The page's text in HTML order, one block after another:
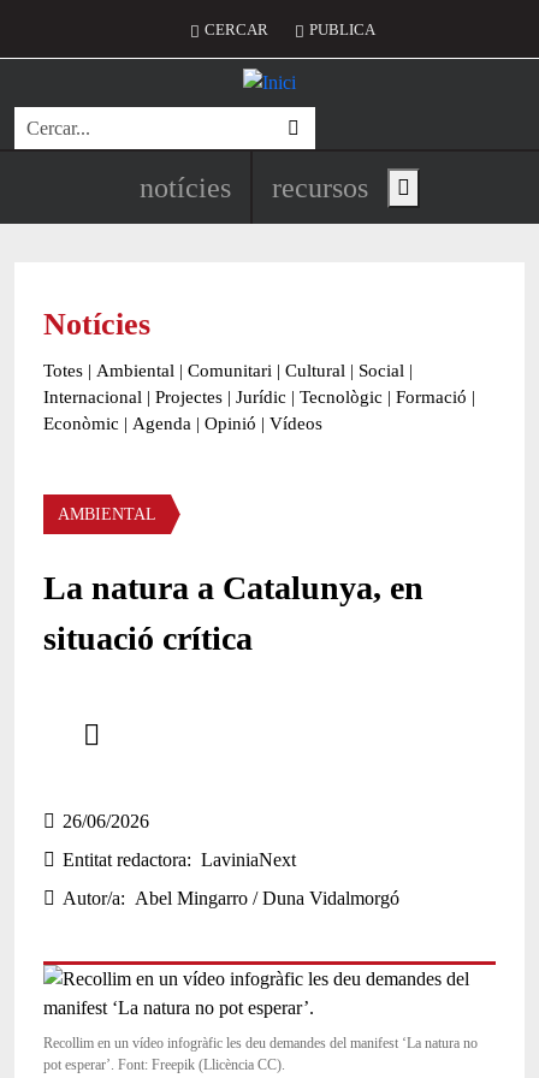
Menú del compte d'usuari
CERCAR PUBLICA
Cerca
Navegació principal de
notícies recursos Show main menu
Notícies
Totes | Ambiental | Comunitari | Cultural | Social |
Internacional | Projectes | Jurídic | Tecnològic | Formació |
Econòmic | Agenda | Opinió | Vídeos
Àmbit de la notícia
AMBIENTAL
La natura a Catalunya, en
situació crítica
26/06/2026
Entitat redactora
LaviniaNext
Autor/a
Abel Mingarro / Duna Vidalmorgó
Recollim en un vídeo infogràfic les deu demandes del manifest ‘La natura no
pot esperar’. Font: Freepik (Llicència CC).